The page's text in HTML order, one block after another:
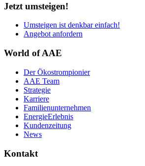
Jetzt umsteigen!
Umsteigen ist denkbar einfach!
Angebot anfordern
World of AAE
Der Ökostrompionier
AAE Team
Strategie
Karriere
Familienunternehmen
EnergieErlebnis
Kundenzeitung
News
Kontakt